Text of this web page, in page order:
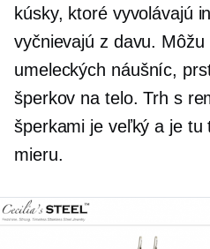
kúsky, ktoré vyvolávajú
vyčnievajú z davu.
umeleckých náušníc,
šperkov na telo. Trh s
šperkami je veľký a je
mieru.